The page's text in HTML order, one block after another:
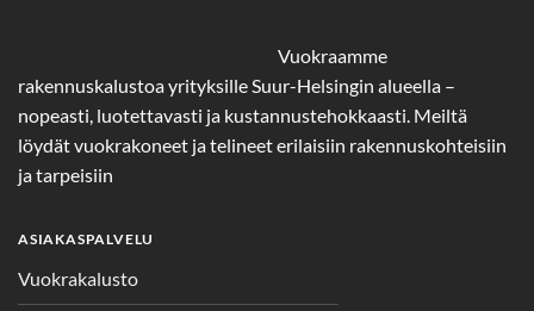
Vuokraamme
rakennuskalustoa yrityksille Suur-Helsingin alueella –
nopeasti, luotettavasti ja kustannustehokkaasti. Meiltä
löydät vuokrakoneet ja telineet erilaisiin rakennuskohteisiin
ja tarpeisiin
ASIAKASPALVELU
Vuokrakalusto